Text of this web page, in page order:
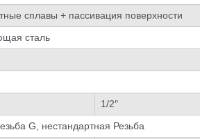
сплавы + пассивация поверхности
сталь
1/2″
G, нестандартная Резьба